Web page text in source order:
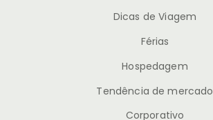
Dicas de Viagem
Férias
Hospedagem
Tendência de mercado
Corporativo